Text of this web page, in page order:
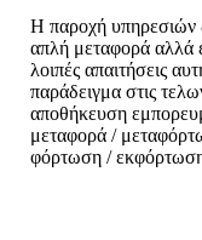
Η παροχή υπηρεσιών
απλή μεταφορά αλλά
λοιπές απαιτήσεις
παράδειγμα στις
αποθήκευση
μεταφορά /
φόρτωση /